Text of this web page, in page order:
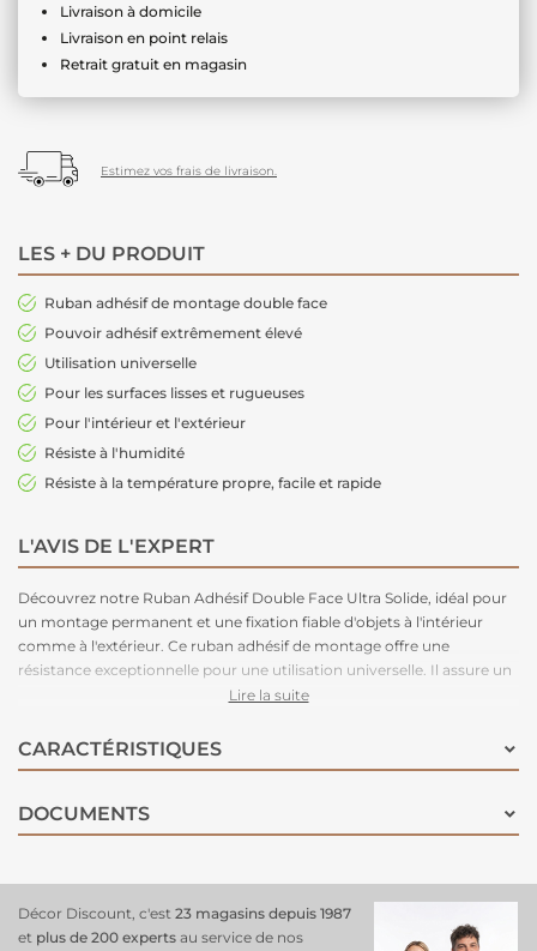
Livraison à domicile
Livraison en point relais
Retrait gratuit en magasin
Estimez vos frais de livraison.
LES + DU PRODUIT
Ruban adhésif de montage double face
Pouvoir adhésif extrêmement élevé
Utilisation universelle
Pour les surfaces lisses et rugueuses
Pour l'intérieur et l'extérieur
Résiste à l'humidité
Résiste à la température propre, facile et rapide
L'AVIS DE L'EXPERT
Découvrez notre Ruban Adhésif Double Face Ultra Solide, idéal pour
un montage permanent et une fixation fiable d'objets à l'intérieur
comme à l'extérieur. Ce ruban adhésif de montage offre une
résistance exceptionnelle pour une utilisation universelle. Il assure un
soutien permanent sur une grande variété de surfaces lisses et
plastiques, le verre, le bois, le plâtre, la pierre et le béton. Parfait pour
fixer une multitude d'objets tels que des panneaux, des numéros de
câbles, des éléments décoratifs et bien plus encore. Avec une
résistance finale atteinte après seulement 60 minutes et une capacité
fixations solides et durables.
Lire la suite
CARACTÉRISTIQUES
DOCUMENTS
Décor Discount, c'est 23 magasins depuis 1987
et plus de 200 experts au service de nos